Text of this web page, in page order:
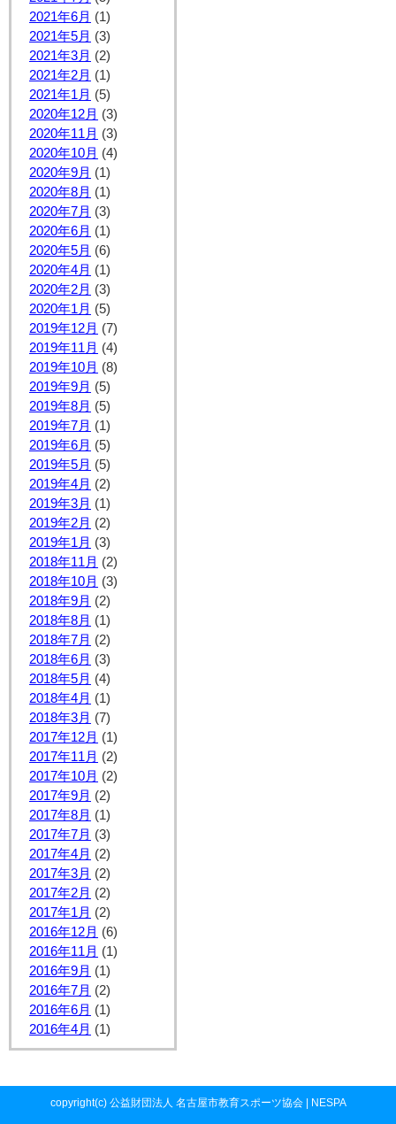
2021年6月 (1)
2021年5月 (3)
2021年3月 (2)
2021年2月 (1)
2021年1月 (5)
2020年12月 (3)
2020年11月 (3)
2020年10月 (4)
2020年9月 (1)
2020年8月 (1)
2020年7月 (3)
2020年6月 (1)
2020年5月 (6)
2020年4月 (1)
2020年2月 (3)
2020年1月 (5)
2019年12月 (7)
2019年11月 (4)
2019年10月 (8)
2019年9月 (5)
2019年8月 (5)
2019年7月 (1)
2019年6月 (5)
2019年5月 (5)
2019年4月 (2)
2019年3月 (1)
2019年2月 (2)
2019年1月 (3)
2018年11月 (2)
2018年10月 (3)
2018年9月 (2)
2018年8月 (1)
2018年7月 (2)
2018年6月 (3)
2018年5月 (4)
2018年4月 (1)
2018年3月 (7)
2017年12月 (1)
2017年11月 (2)
2017年10月 (2)
2017年9月 (2)
2017年8月 (1)
2017年7月 (3)
2017年4月 (2)
2017年3月 (2)
2017年2月 (2)
2017年1月 (2)
2016年12月 (6)
2016年11月 (1)
2016年9月 (1)
2016年7月 (2)
2016年6月 (1)
2016年4月 (1)
copyright(c) 公益財団法人 名古屋市教育スポーツ協会 | NESPA